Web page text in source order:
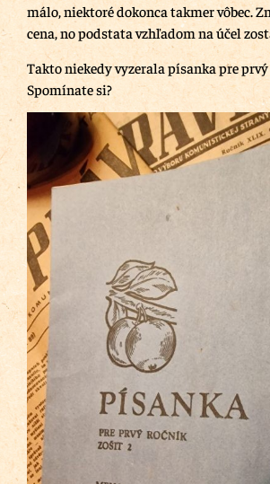
málo, niektoré dokonca takmer vôbec.
cena, no podstata vzhľadom na účel
Takto niekedy vyzerala písanka pre prvý
Spomínate si?